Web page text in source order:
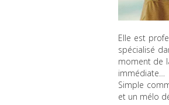
Elle est
spécialisé
moment de
immédiate…
Simple
et un mélo